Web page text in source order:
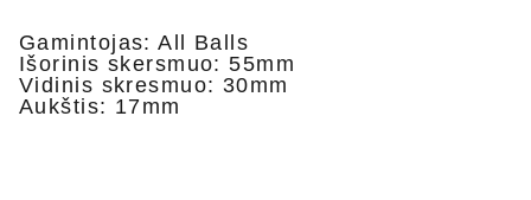
Gamintojas: All Balls
Išorinis skersmuo: 55mm
Vidinis skresmuo: 30mm
Aukštis: 17mm